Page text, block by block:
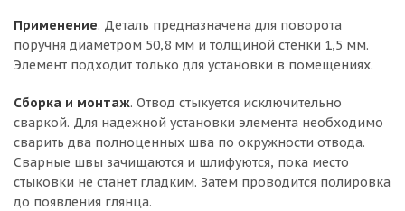
Применение. Деталь предназначена для поворота
поручня диаметром 50,8 мм и толщиной стенки 1,5 мм.
Элемент подходит только для установки в помещениях.
Сборка и монтаж. Отвод стыкуется исключительно
сваркой. Для надежной установки элемента необходимо
сварить два полноценных шва по окружности отвода.
Сварные швы зачищаются и шлифуются, пока место
стыковки не станет гладким. Затем проводится полировка
до появления глянца.